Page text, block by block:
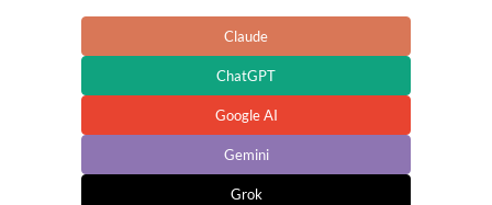
Claude
ChatGPT
Google AI
Gemini
Grok